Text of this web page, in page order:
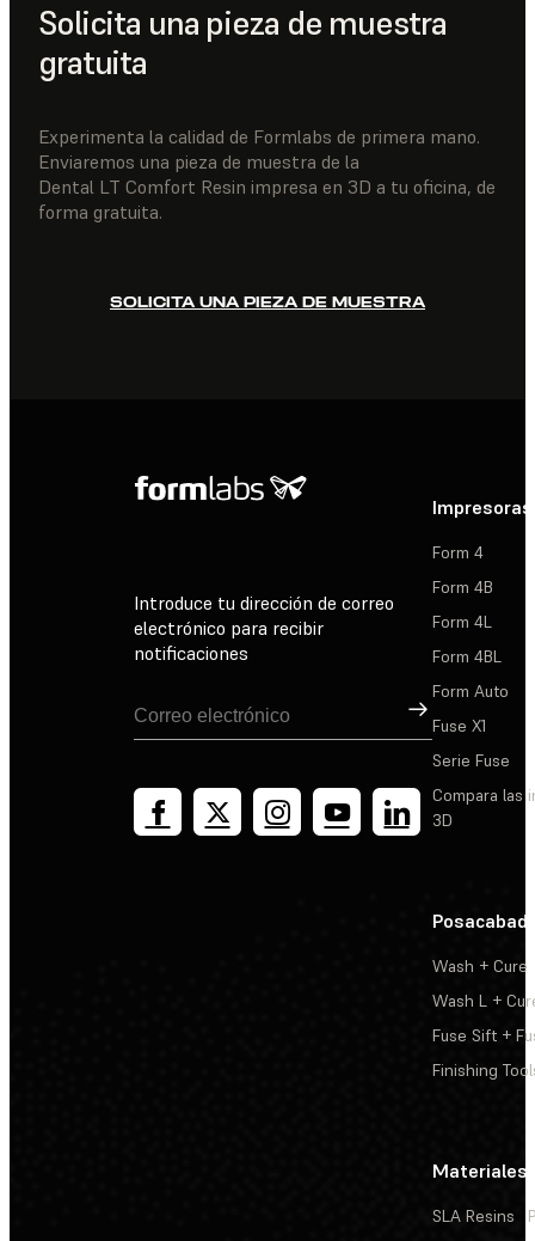
Solicita una pieza de muestra
gratuita
Experimenta la calidad de Formlabs de primera mano.
Enviaremos una pieza de muestra de la
Dental LT Comfort Resin impresa en 3D a tu oficina, de
forma gratuita.
SOLICITA UNA PIEZA DE MUESTRA
Introduce tu dirección de correo
electrónico para recibir
notificaciones
Suscribirse
Impresoras
Form 4
Form 4B
Form 4L
Form 4BL
Form Auto
Fuse X1
Serie Fuse
Compara las
3D
Wash + Cure
Wash L +
Fuse Sift +
Finishing
Materiales
SLA Resins